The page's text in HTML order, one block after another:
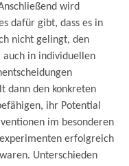
wird
dafür gibt, dass es in
nicht gelingt, den
in individuellen
dann den konkreten
ihr Potential
im besonderen
erfolgreich
Unterschieden